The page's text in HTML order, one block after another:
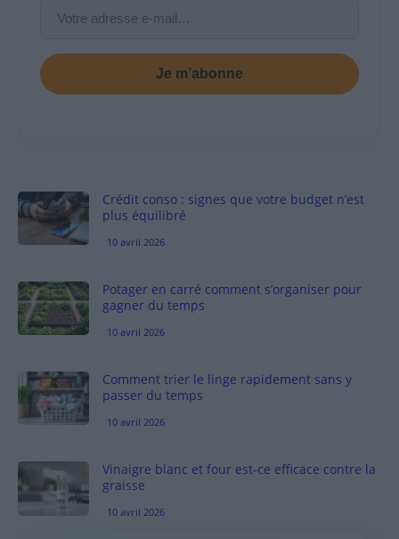
Je m’abonne
Crédit conso : signes que votre budget n’est
plus équilibré
10 avril 2026
Potager en carré comment s’organiser pour
gagner du temps
10 avril 2026
Comment trier le linge rapidement sans y
passer du temps
10 avril 2026
Vinaigre blanc et four est-ce efficace contre la
graisse
10 avril 2026